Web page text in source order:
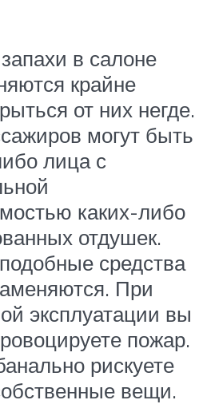
в салоне
крайне
от них негде.
могут быть
лица с
каких-либо
отдушек.
средства
При
эксплуатации вы
пожар.
рискуете
вещи.